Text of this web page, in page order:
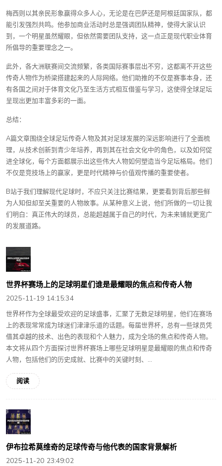
梅西则以其亲民形象赢得众多人心，无论是在巴萨还是阿根廷国家队，都
能引发强烈共鸣。他参加商业活动时总是强调团队精神，使得大家认识
到，一个明星虽然耀眼，但依然需要团队支持，这一点正是现代职业体育
所倡导的重要理念之一。
此外，各大洲联赛间交流频繁，各类国际赛事层出不穷，这都离不开这些
传奇人物作为桥梁搭建起来的人际网络。他们助推的不仅是赛事本身，还
有各国之间对于体育文化乃至生活方式相互借鉴与学习，这使得全球足坛
呈现出更加丰富多彩的一面。
总结：
A篇文章围绕全球足坛传奇人物及其对足球发展的深远影响进行了全面梳
理，从技术创新到青少年培养，再到其在社会文化中的角色，以及如何促
进全球化，每个方面都展示出这些伟大人物如何塑造当今足坛格局。他们
不仅是竞技场上的赢家，更是时代精神与价值观传播的重要使者。
B站于我们理解现代足球时，不应只关注比赛结果，更要看到背后那些鲜
为人知但却至关重要的人物故事。从某种意义上说，他们所做的一切让我
们明白：真正伟大的球员，总能超越属于自己的时代，为未来铺就更宽广
的发展道路。
世界杯赛场上的足球明星们谁是最耀眼的焦点和传奇人物
2025-11-19 14:15:34
世界杯作为全球最受欢迎的足球盛事，汇聚了无数足球明星，他们在赛场
上的表现常常成为球迷们津津乐道的话题。每届世界杯，总有一些球员凭
借其卓越的技术、出色的表现和个人魅力，成为全场的焦点和传奇人物。
本文将从四个方面探讨世界杯赛场上哪些足球明星是最耀眼的焦点和传奇
人物，包括他们的历史成就、比赛中的关键时刻、...
阅读
伊布拉希莫维奇的足球传奇与他代表的国家背景解析
2025-11-20 23:49:02